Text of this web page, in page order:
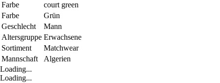
Farbe
court green
Farbe
Grün
Geschlecht
Mann
Altersgruppe Erwachsene
Sortiment
Matchwear
Mannschaft
Algerien
Loading...
Loading...